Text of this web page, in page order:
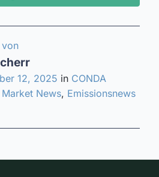
von
12, 2025 in CONDA
News, Emissionsnews